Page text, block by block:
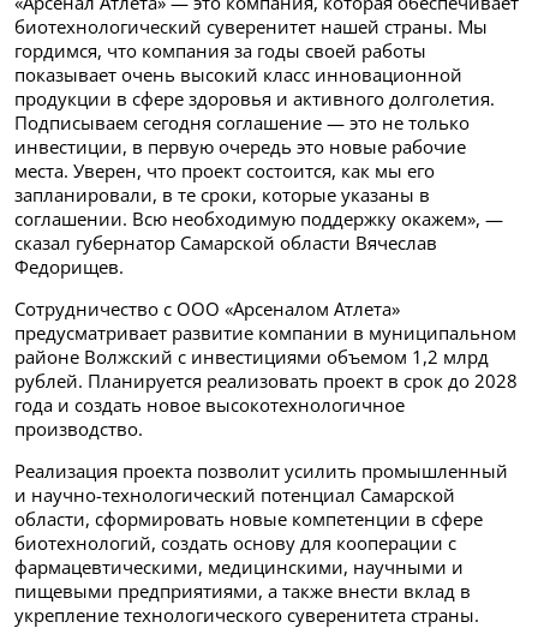
биотехнологический суверенитет нашей страны. Мы
гордимся, что компания за годы своей работы
показывает очень высокий класс инновационной
продукции в сфере здоровья и активного долголетия.
Подписываем сегодня соглашение — это не только
инвестиции, в первую очередь это новые рабочие
места. Уверен, что проект состоится, как мы его
запланировали, в те сроки, которые указаны в
соглашении. Всю необходимую поддержку окажем», —
сказал губернатор Самарской области Вячеслав
Федорищев.
Сотрудничество с ООО «Арсеналом Атлета»
предусматривает развитие компании в муниципальном
районе Волжский с инвестициями объемом 1,2 млрд
рублей. Планируется реализовать проект в срок до 2028
года и создать новое высокотехнологичное
производство.
Реализация проекта позволит усилить промышленный
и научно-технологический потенциал Самарской
области, сформировать новые компетенции в сфере
биотехнологий, создать основу для кооперации с
фармацевтическими, медицинскими, научными и
пищевыми предприятиями, а также внести вклад в
укрепление технологического суверенитета страны.